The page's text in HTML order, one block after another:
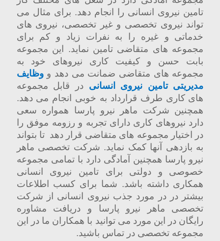
تامین نیروی انسانی را انجام دهد. برای مثال می
تواند نیروی تخصصی و غیر تخصصی، نیروی های
خدماتی و غیره را به نفرات زیاد و کم برای
مجموعه های متقاضی تامین نماید. این مجموعه
بابت حسن و کیفیت کاری نیروهای خود به
مجموعه های متقاضی ضمانت می دهد ووظایف
مدیریتی تامین نیروی انسانیدر قابل مجموعه
های کاری طرف قرارداد به خوبی انجام می دهد.
همچنین شرکت ماهر نیرو پارسا همواره سعی
دارد نیروهای کاری دارای تجربه و رزومه موفق را
در اختیار مجموعه های متقاضی قرار دهد تا بتواند
به بازدهی آنها کمک نماید. شرکت تخصصی ماهر
نیرو پارسا همچنین آمادگی دارد با تمامی مجموعه
خصوصی و دولتی برای تامین نیروی انسانی
همکاری داشته باشد. شما برای کسب اطلاعات
بیشتر در در مورد جذب نیروی انسانی از شرکت
تخصصی ماهر نیرو پارسا و دریافت مشاوره
رایگان در این مورد می توانید با همکاران ما در این
مجموعه تخصصی در تماس باشید.